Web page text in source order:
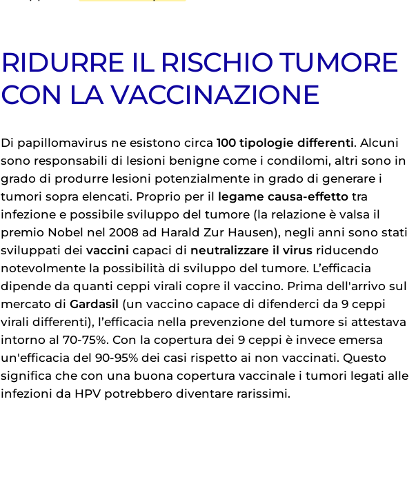
RIDURRE IL RISCHIO TUMORE
CON LA VACCINAZIONE
Di papillomavirus ne esistono circa 100 tipologie differenti. Alcuni
sono responsabili di lesioni benigne come i condilomi, altri sono in
grado di produrre lesioni potenzialmente in grado di generare i
tumori sopra elencati. Proprio per il legame causa-effetto tra
infezione e possibile sviluppo del tumore (la relazione è valsa il
premio Nobel nel 2008 ad Harald Zur Hausen), negli anni sono stati
sviluppati dei vaccini capaci di neutralizzare il virus riducendo
notevolmente la possibilità di sviluppo del tumore. L’efficacia
dipende da quanti ceppi virali copre il vaccino. Prima dell'arrivo sul
mercato di Gardasil (un vaccino capace di difenderci da 9 ceppi
virali differenti), l’efficacia nella prevenzione del tumore si attestava
intorno al 70-75%. Con la copertura dei 9 ceppi è invece emersa
un'efficacia del 90-95% dei casi rispetto ai non vaccinati. Questo
significa che con una buona copertura vaccinale i tumori legati alle
infezioni da HPV potrebbero diventare rarissimi.